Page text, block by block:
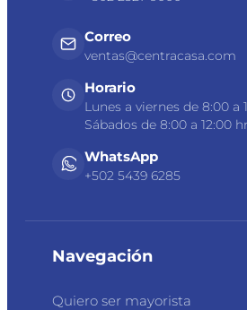
Correo
ventas@centracasa.com
Horario
Lunes a viernes de 8:00 a
Sábados de 8:00 a 12:00
WhatsApp
+502 5439 6285
Navegación
Quiero ser mayorista